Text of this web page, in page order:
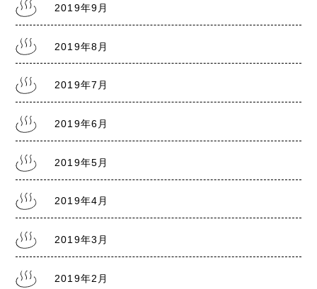
2019年9月
2019年8月
2019年7月
2019年6月
2019年5月
2019年4月
2019年3月
2019年2月